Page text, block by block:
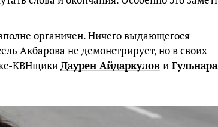
органичен. Ничего выдающегося
Акбарова не демонстрирует, но в своих
КВНщики Даурен Айдаркулов и Гульнара